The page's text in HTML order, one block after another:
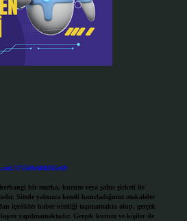
bir marka, kurum veya şahıs şirketi ile
Sitede yalnızca kendi hazırladığımız makaleler
içerikler haber niteliği taşımamakta olup, gerçek
yapılmamaktadır. Gerçek kurum ve kişiler ile